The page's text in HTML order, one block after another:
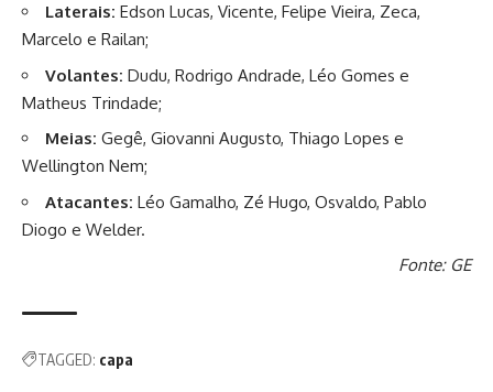
Laterais: Edson Lucas, Vicente, Felipe Vieira, Zeca,
Marcelo e Railan;
Volantes: Dudu, Rodrigo Andrade, Léo Gomes e
Matheus Trindade;
Meias: Gegê, Giovanni Augusto, Thiago Lopes e
Wellington Nem;
Atacantes: Léo Gamalho, Zé Hugo, Osvaldo, Pablo
Diogo e Welder.
Fonte: GE
TAGGED: capa